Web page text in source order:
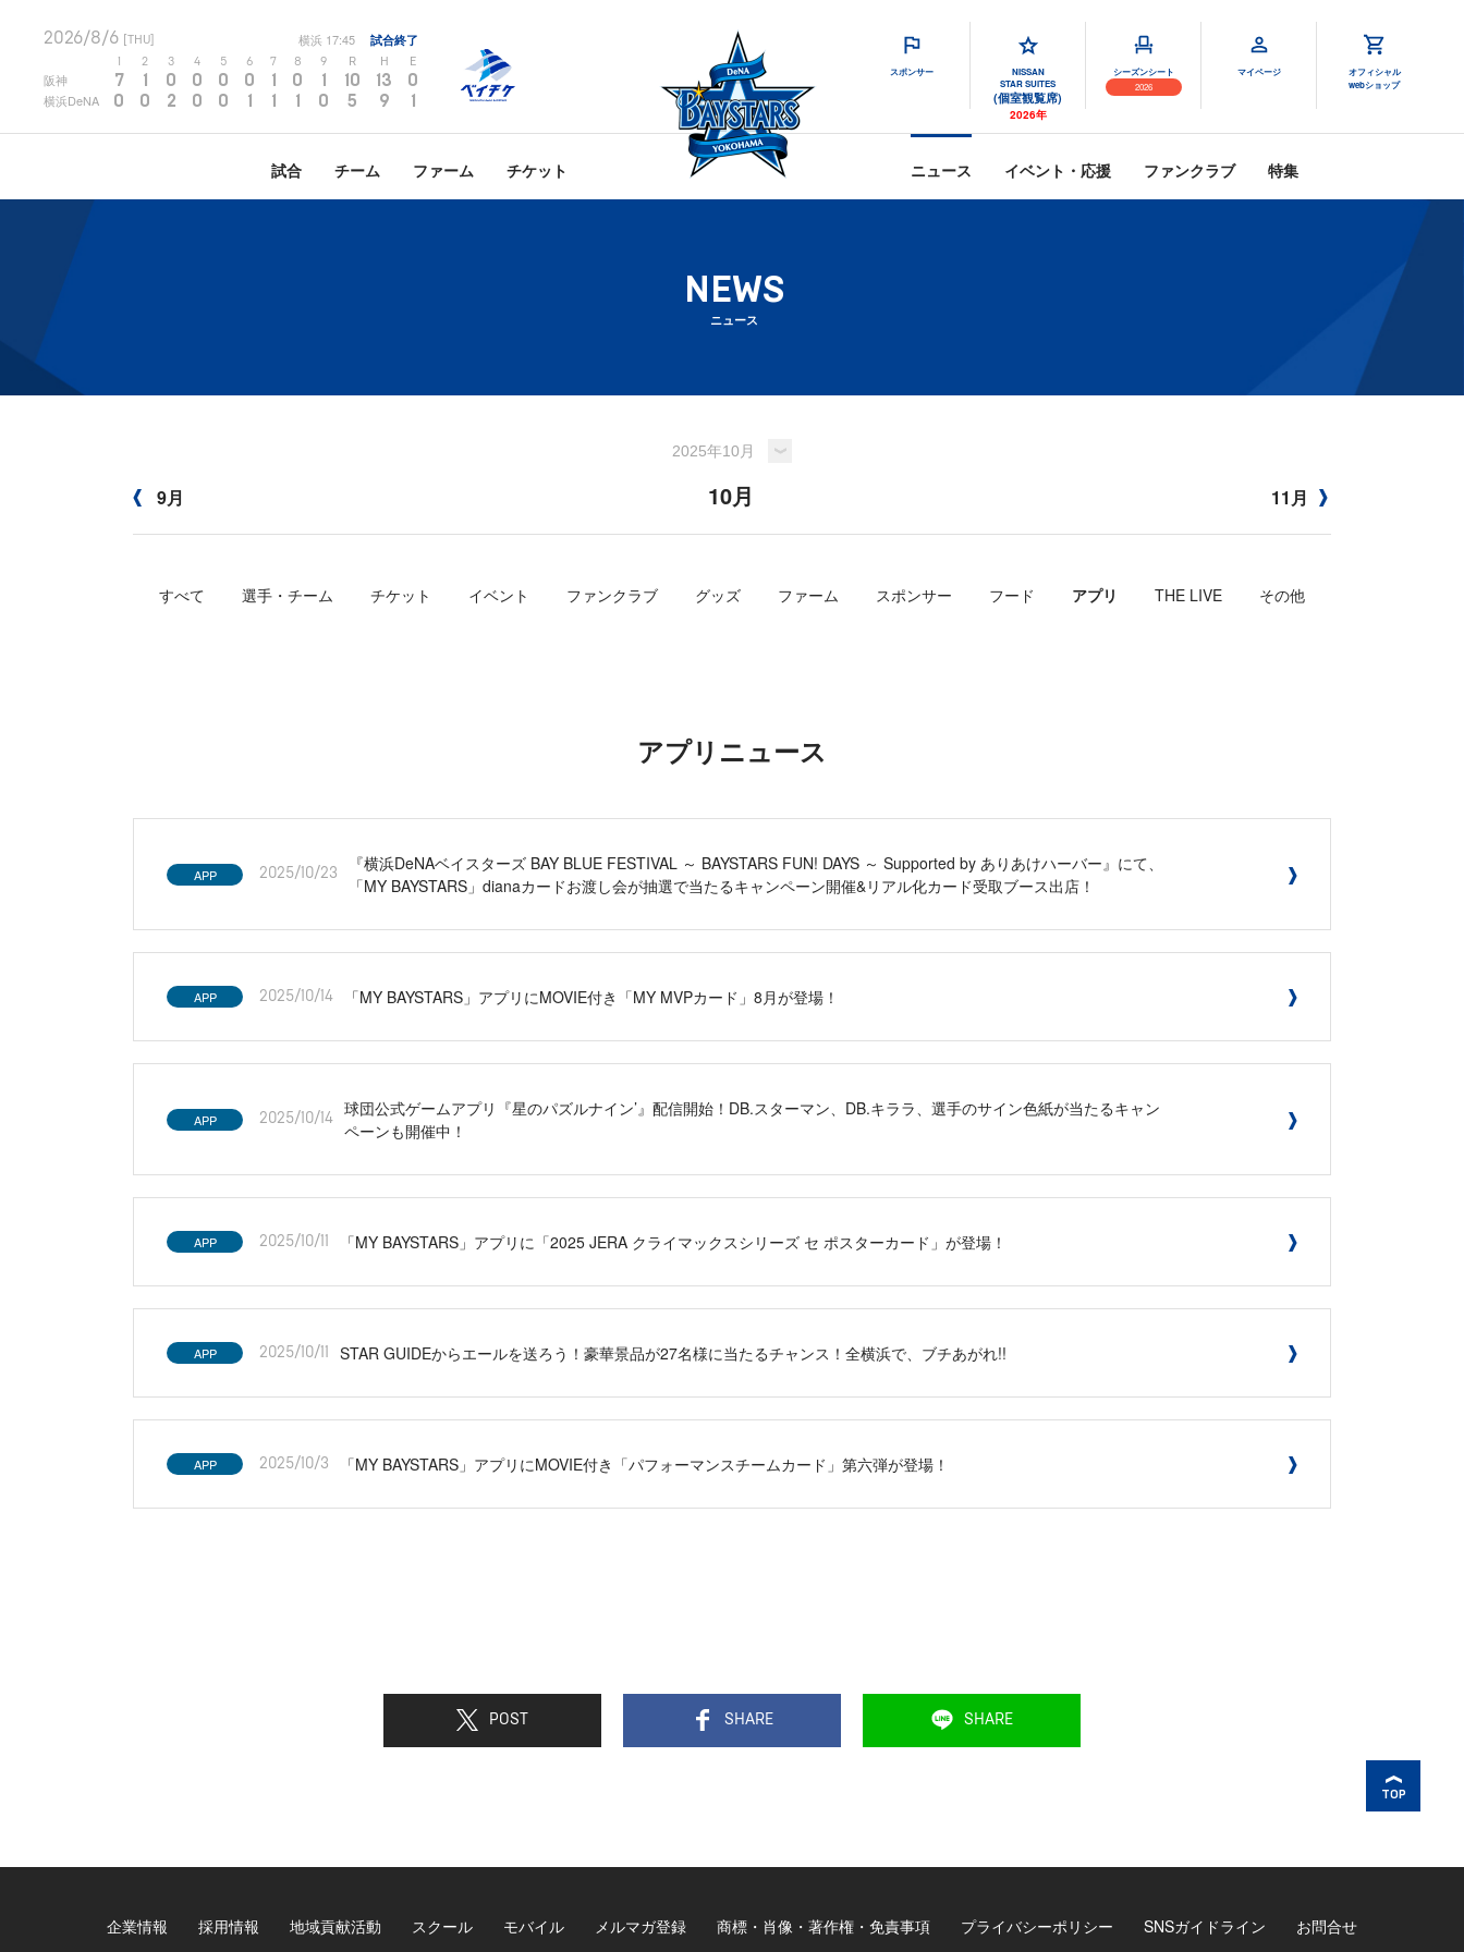
2026/8/6 [THU] 横浜 17:45 試合終了
2 3 4 5 6 7 8 9 R H E
阪神 7 1 0 0 0 0 1 0 1 10 13 0
横浜DeNA 0 0 2 0 0 1 1 1 0 5 9 1
スポンサー
NISSAN
STAR SUITES
(個室観覧席)
2026年
シーズンシート
2026
マイページ
オフィシャル
webショップ
試合 チーム ファーム チケット ニュース イベント・応援 ファンクラブ 特集
NEWS
ニュース
9月 10月 11月
すべて 選手・チーム チケット イベント ファンクラブ グッズ ファーム スポンサー フード アプリ THE LIVE その他
アプリニュース
APP 2025/10/23
『横浜DeNAベイスターズ BAY BLUE FESTIVAL ～ BAYSTARS FUN! DAYS ～ Supported by ありあけハーバー』にて、
「MY BAYSTARS」dianaカードお渡し会が抽選で当たるキャンペーン開催&リアル化カード受取ブース出店！
APP 2025/10/14 「MY BAYSTARS」アプリにMOVIE付き「MY MVPカード」8月が登場！
APP 2025/10/14
球団公式ゲームアプリ『星のパズルナイン’』配信開始！DB.スターマン、DB.キララ、選手のサイン色紙が当たるキャン
ペーンも開催中！
APP 2025/10/11 「MY BAYSTARS」アプリに「2025 JERA クライマックスシリーズ セ ポスターカード」が登場！
APP 2025/10/11 STAR GUIDEからエールを送ろう！豪華景品が27名様に当たるチャンス！全横浜で、ブチあがれ!!
APP 2025/10/3 「MY BAYSTARS」アプリにMOVIE付き「パフォーマンスチームカード」第六弾が登場！
POST SHARE SHARE
TOP
企業情報 採用情報 地域貢献活動 スクール モバイル メルマガ登録 商標・肖像・著作権・免責事項 プライバシーポリシー SNSガイドライン お問合せ